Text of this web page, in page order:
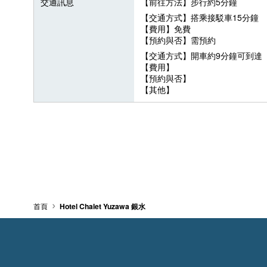
首頁 Hotel Chalet Yuzawa 銀水
【交通方式】搭乘接駁車15分鐘
【費用】免費
【預約與否】需預約
【交通方式】開車約9分鐘可到達
【費用】
【預約與否】
【其他】